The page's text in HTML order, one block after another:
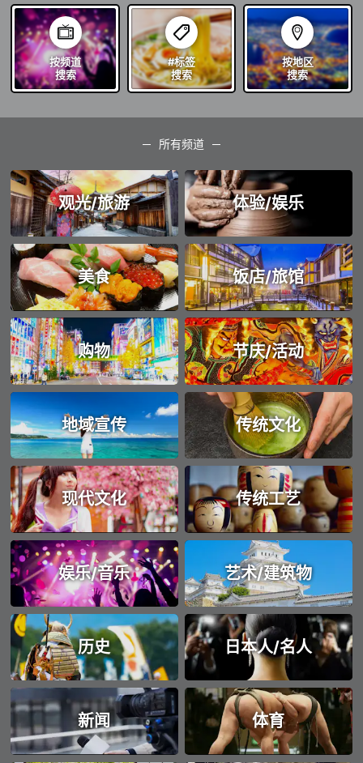
按频道
搜索
#标签
搜索
按地区
搜索
所有频道
观光/旅游 体验/娱乐
美食 饭店/旅馆
购物 节庆/活动
地域宣传 传统文化
现代文化 传统工艺
娱乐/音乐 艺术/建筑物
历史 日本人/名人
新闻 体育